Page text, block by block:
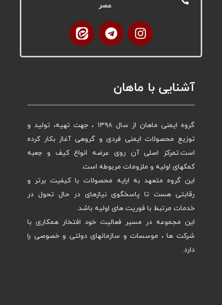
عصر
آشنایی با ماهان
گروه ایمنی ماهان از سال ۱۳۹۸ ، جهت تهیه، تولید و
توزیع محصولات ایمنی فردی و گروهی آغاز بکار کرده
است.تمرکز اصلی آن روی عرضه انواع کیف و جعبه
کمکهای اولیه و ملزومات مربوطه است.
این گروه متعهد به ارایه محصولات با کیفیت برتر و
رقابتی هست تا پاسخگوی نیازهای در حال تحول در
خدمات مرتبط با فوریت های اولیه باشد.
این مجموعه در مسیر فعالیت خود افتخار همکاری با
شرکت ها ، موسسات و سازمانهای دولتی و خصوصی را
دارد.